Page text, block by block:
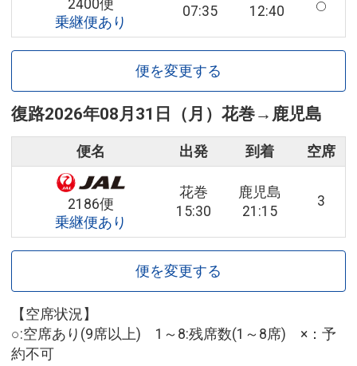
2400便
乗継便あり
07:35
12:40
便を変更する
復路2026年08月31日（月） 花巻→ 鹿児島
便名 出発 到着 空席
2186便
乗継便あり
花巻
15:30
鹿児島
21:15
3
便を変更する
【空席状況】
○:空席あり(9席以上) 1～8:残席数(1～8席) ×：予
約不可